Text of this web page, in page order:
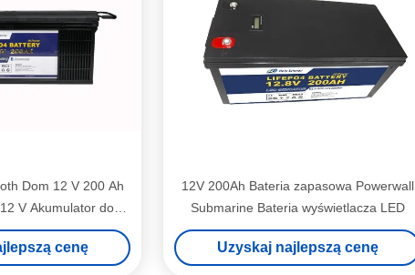
Dom 12 V 200 Ah
V Akumulator do
cenę
12V 200Ah Bateria zapasowa Powerwall
Submarine Bateria wyświetlacza LED
Uzyskaj najlepszą cenę